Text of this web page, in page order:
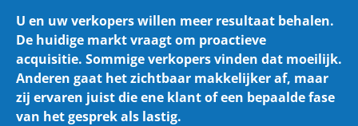
U en uw verkopers willen meer resultaat behalen.
De huidige markt vraagt om proactieve
acquisitie. Sommige verkopers vinden dat moeilijk.
Anderen gaat het zichtbaar makkelijker af, maar
zij ervaren juist die ene klant of een bepaalde fase
van het gesprek als lastig.